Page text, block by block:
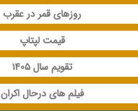
روزهای قمر در عقرب
قیمت لپتاپ
تقویم سال 1405
فیلم های درحال اکران